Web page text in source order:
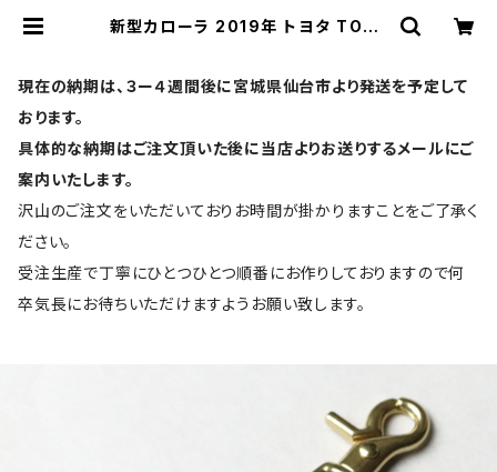
新型カローラ 2019年 トヨタ TOYO
WN) C-HR （CHR / CH-R）新型 R
AV4 ランドクルーザー プラド（LAN
ーラクロス 2021年 カローラツーリ
ング カローラフィールダー キーケー
ス キーカバー スマートキーケース 本
革 2.3ボタン対応 日本製 UNO PER
UNO 国産 ランクル | UNO PER UN
現在の納期は、３ー４週間後に宮城県仙台市より発送を予定して
おります。
具体的な納期はご注文頂いた後に当店よりお送りするメールにご
案内いたします。
沢山のご注文をいただいておりお時間が掛かりますことをご了承く
ださい。
受注生産で丁寧にひとつひとつ順番にお作りしておりますので何
卒気長にお待ちいただけますようお願い致します。